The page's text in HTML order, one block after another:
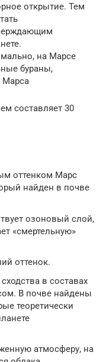
открытие. Тем
на Марсе
бураны,
Марса
составляет 30
оттенком Марс
найден в почве
озоновый слой,
«смертельную»
оттенок.
в составах
В почве найдены
теоретически
атмосферу, на